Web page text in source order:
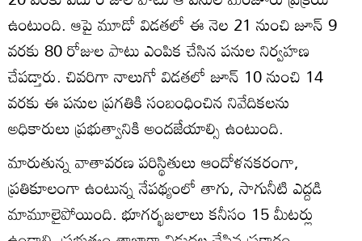
ఉంటుంది. ఆపై మూడో విడతలో ఈ నెల 21 నుంచి జూన్‌ 9
వరకు 80 రోజుల పాటు ఎంపిక చేసిన పనుల నిర్వహణ
చేపడ్తారు. చివరిగా నాలుగో విడతలో జూన్‌ 10 నుంచి 14
వరకు ఈ పనుల ప్రగతికి సంబంధించిన నివేదికలను
అధికారులు ప్రభుత్వానికి అందజేయాల్సి ఉంటుంది.
మారుతున్న వాతావరణ పరిస్థితులు ఆందోళనకరంగా,
ప్రతికూలంగా ఉంటున్న నేపథ్యంలో తాగు, సాగునీటి ఎద్దడి
మామూలైపోయింది. భూగర్భజలాలు కనీసం 15 మీటర్లు